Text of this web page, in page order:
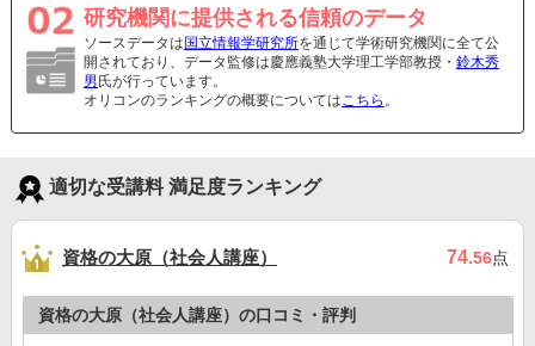
研究機関に提供される信頼のデータ
ソースデータは 国立情報学研究所を通じて学術研究機関に全て公
開されており、データ監修は慶應義塾大学理工学部教授・ 鈴木秀
男 氏が行っています。
オリコンのランキングの概要についてはこちら 。
適切な受講料 満足度ランキング
資格の大原（社会人講座） 74.56点
資格の大原（社会人講座）の口コミ・評判